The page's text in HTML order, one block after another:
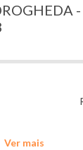
-
Ver mais